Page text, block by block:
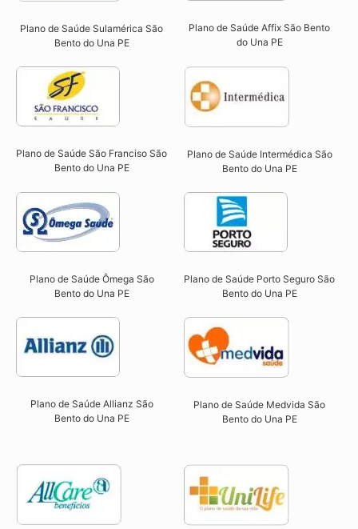
Plano de Saúde Sulamérica São
Bento do Una PE
Plano de Saúde Affix São Bento
do Una PE​
Plano de Saúde São Franciso São
Bento do Una PE​
Plano de Saúde Intermédica São
Bento do Una PE​
Plano de Saúde Ômega São
Bento do Una PE​
Plano de Saúde Porto Seguro São
Bento do Una PE​
Plano de Saúde Allianz São
Bento do Una PE​
Plano de Saúde Medvida São
Bento do Una PE